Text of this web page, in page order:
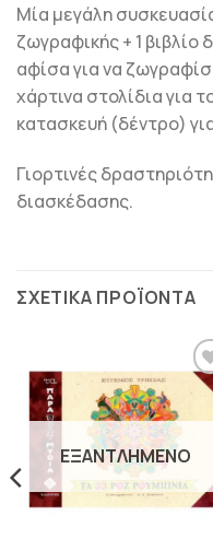
Μία μεγάλη
ζωγραφικής + 1 βιβλίο
αφίσα για να
χάρτινα στολίδια για
κατασκευή (δέντρο)
Γιορτινές
διασκέδασης.
ΣΧΕΤΙΚΆ ΠΡΟΪΌΝΤΑ
ΠΡΟΣΘΉΚΗ
ΣΤΗΝ
ΛΊΣΤΑ
ΕΠΙΘΥΜΙΏΝ
ΕΞΑΝΤΛΗΜΈΝΟ